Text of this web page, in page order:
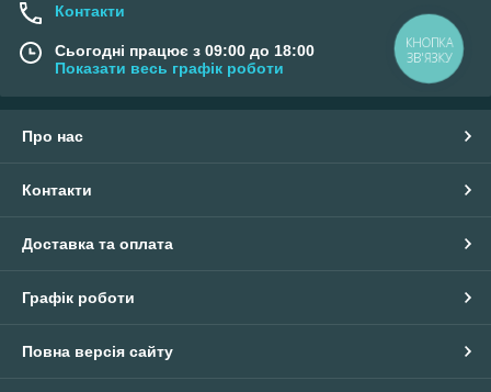
Контакти
Сьогодні працює з 09:00 до 18:00
Показати весь графік роботи
Про нас
Контакти
Доставка та оплата
Графік роботи
Повна версія сайту
КНОПКА
ЗВ'ЯЗКУ